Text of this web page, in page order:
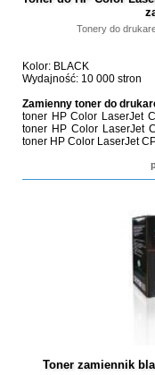
Tonery do
Kolor: BLACK
Wydajność: 10 000 stron
Zamienny toner do
toner HP Color LaserJet
toner HP Color LaserJet
toner HP Color LaserJet
Toner zamiennik